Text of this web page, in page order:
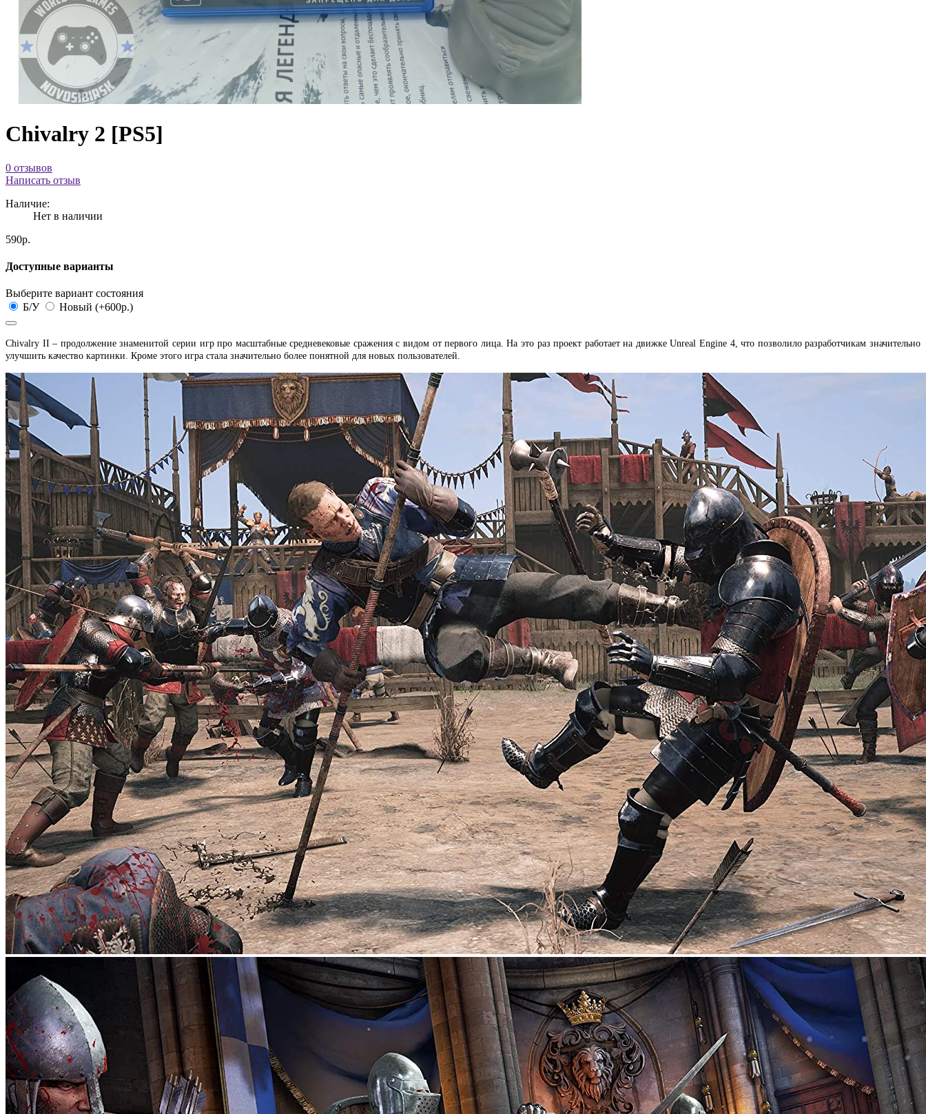
Chivalry 2 [PS5]
0 отзывов
Написать отзыв
Наличие:
Нет в наличии
590р.
Доступные варианты
Выберите вариант состояния
Б/У
Новый (+600р.)
Chivalry II – продолжение знаменитой серии игр про масштабные средневековые сражения с видом от первого лица. На это раз проект работает на движке Unreal Engine 4, что позволило разработчикам значительно
улучшить качество картинки. Кроме этого игра стала значительно более понятной для новых пользователей.